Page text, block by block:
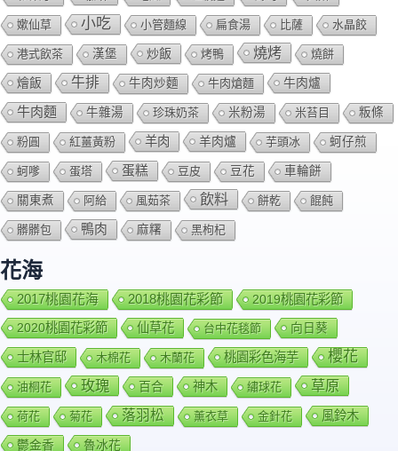
嫰仙草 小吃 小管麵線 扁食湯 比薩 水晶餃
港式飲茶 漢堡 炒飯 烤鴨 燒烤 燒餅
燴飯 牛排 牛肉炒麵 牛肉熗麵 牛肉爐
牛肉麵 牛雜湯 珍珠奶茶 米粉湯 米苔目 粄條
粉圓 紅薑黃粉 羊肉 羊肉爐 芋頭冰 蚵仔煎
蚵嗲 蛋塔 蛋糕 豆皮 豆花 車輪餅
關東煮 阿給 風茹茶 飲料 餅乾 餛飩
髒髒包 鴨肉 麻糬 黑枸杞
花海
2017桃園花海 2018桃園花彩節
2019桃園花彩節
2020桃園花彩節
仙草花 台中花毯節 向日葵
士林官邸 木棉花 木蘭花 桃園彩色海芋 櫻花
油桐花 玫瑰 百合 神木 繡球花 草原
荷花 菊花 落羽松 薰衣草 金針花 風鈴木
鬱金香 魯冰花